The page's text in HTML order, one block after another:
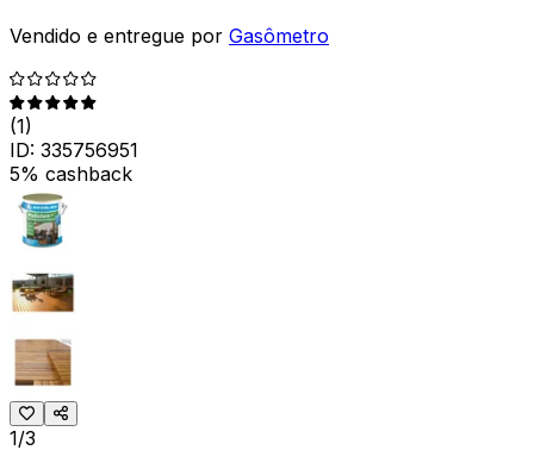
Vendido e entregue por Gasômetro
(1)
ID: 335756951
5% cashback
1/3